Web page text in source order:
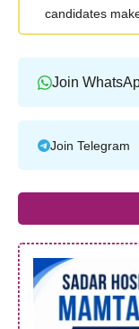
candidates
Join
Join Telegram